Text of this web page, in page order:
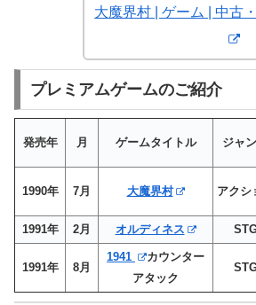
大魔界村 | ゲーム | 中古
プレミアムゲームのご紹介
発売年 月 ゲームタイトル ジャ
1990年 7月 大魔界村 アクシ
1991年 2月 オルディネス
1991年 8月
1941
カウンター
アタック